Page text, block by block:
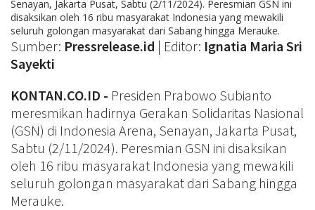
Senayan, Jakarta Pusat, Sabtu (2/11/2024). Peresmian GSN ini
disaksikan oleh 16 ribu masyarakat Indonesia yang mewakili
seluruh golongan masyarakat dari Sabang hingga Merauke.
Sumber: Pressrelease.id | Editor: Ignatia Maria Sri
Sayekti
KONTAN.CO.ID - Presiden Prabowo Subianto
meresmikan hadirnya Gerakan Solidaritas Nasional
(GSN) di Indonesia Arena, Senayan, Jakarta Pusat,
Sabtu (2/11/2024). Peresmian GSN ini disaksikan
oleh 16 ribu masyarakat Indonesia yang mewakili
seluruh golongan masyarakat dari Sabang hingga
Merauke.